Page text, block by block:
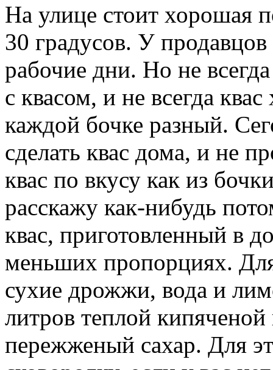
На улице стоит хорошая
30 градусов. У
рабочие дни. Но не
с квасом, и не всегда
каждой бочке разный.
сделать квас дома, и не
квас по вкусу как из
расскажу как-нибудь
квас, приготовленный в
меньших пропорциях.
сухие дрожжи, вода и
литров теплой
пережженый сахар. Для